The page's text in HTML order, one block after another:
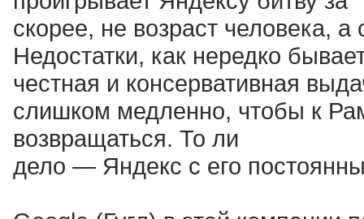
скорее, не возраст человека,
Недостатки, как нередко
честная и консервативная
слишком медленно, чтобы к
возвращаться. То ли
дело — Яндекс с его